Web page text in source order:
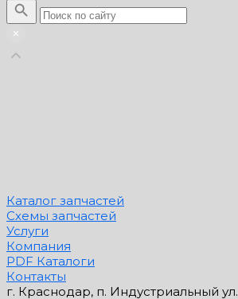
Каталог запчастей
Схемы запчастей
Услуги
Компания
PDF Каталоги
Контакты
г. Краснодар, п. Индустриальный